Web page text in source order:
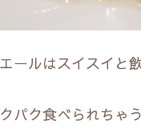
ールはスイスイと
パク食べられちゃ